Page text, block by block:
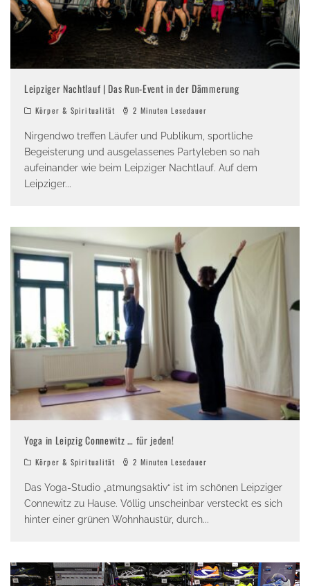
Leipziger Nachtlauf | Das Run-Event in der Dämmerung
Körper & Spiritualität 2 Minuten Lesedauer
Nirgendwo treffen Läufer und Publikum, sportliche
Begeisterung und ausgelassenes Partyleben so nah
aufeinander wie beim Leipziger Nachtlauf. Auf dem
Leipziger...
Yoga in Leipzig Connewitz … für jeden!
Körper & Spiritualität 2 Minuten Lesedauer
Das Yoga-Studio „atmungsaktiv“ ist im schönen Leipziger
Connewitz zu Hause. Völlig unscheinbar versteckt es sich
hinter einer grünen Wohnhaustür, durch...